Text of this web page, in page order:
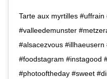
Tarte aux myrtilles
#valleedemunster
#alsacezvous
#foodstagram #instagood
#photooftheday #sweet